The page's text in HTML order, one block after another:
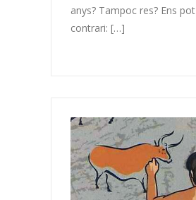
anys? Tampoc res? Ens
contrari: […]